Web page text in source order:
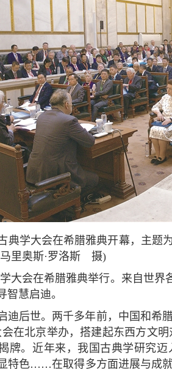
典学大会在希腊雅典开幕，主题
里奥斯·罗洛斯 摄)
大会在希腊雅典举行。来自世
慧启迪。
迪后世。两千多年前，中国和
在北京举办，搭建起东西方文
牌。近年来，我国古典学研究
特色……在取得多方面进展与成